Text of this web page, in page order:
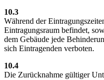
10.3
Während der
Eintragungsraum befindet,
dem Gebäude jede
sich Eintragenden verboten.
10.4
Die Zurücknahme gültiger